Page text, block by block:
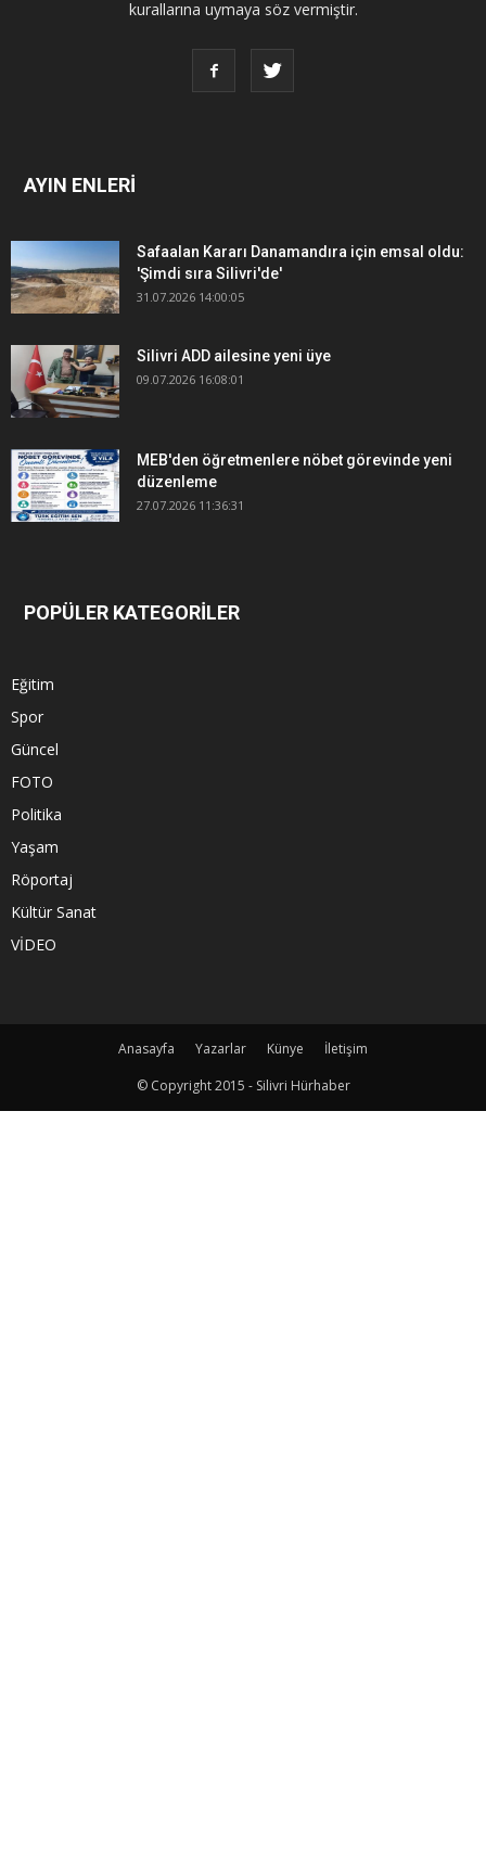
kurallarına uymaya söz vermiştir.
AYIN ENLERİ
Safaalan Kararı Danamandıra için emsal oldu:
'Şimdi sıra Silivri'de'
31.07.2026 14:00:05
Silivri ADD ailesine yeni üye
09.07.2026 16:08:01
MEB'den öğretmenlere nöbet görevinde yeni
düzenleme
27.07.2026 11:36:31
POPÜLER KATEGORİLER
Eğitim
Spor
Güncel
FOTO
Politika
Yaşam
Röportaj
Kültür Sanat
VİDEO
Anasayfa Yazarlar Künye
İletişim
© Copyright 2015 - Silivri Hürhaber